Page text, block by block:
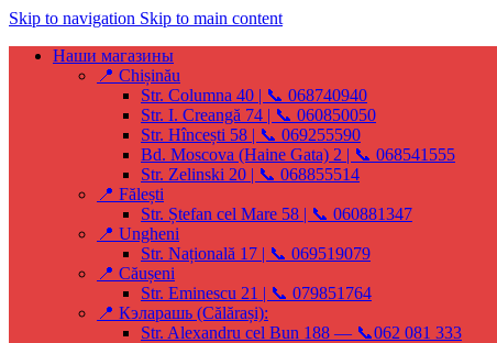
Skip to navigation Skip to main content
Наши магазины
📍 Chișinău
Str. Columna 40 | 📞 068740940
Str. I. Creangă 74 | 📞 060850050
Str. Hîncești 58 | 📞 069255590
Bd. Moscova (Haine Gata) 2 | 📞 068541555
Str. Zelinski 20 | 📞 068855514
📍 Fălești
Str. Ștefan cel Mare 58 | 📞 060881347
📍 Ungheni
Str. Națională 17 | 📞 069519079
📍 Căușeni
Str. Eminescu 21 | 📞 079851764
📍 Кэларашь (Călărași):
Str. Alexandru cel Bun 188 — 📞062 081 333